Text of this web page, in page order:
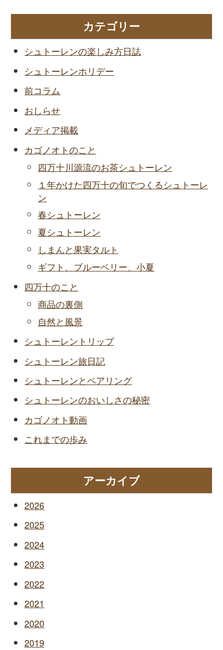
カテゴリー
シュトーレンの楽しみ方日誌
シュトーレンホリデー
前コラム
おしらせ
メディア掲載
カゴノオトのこと
四万十川源流のお茶シュトーレン
１年かけた四万十の旬でつくるシュトーレ
ン
春シュトーレン
夏シュトーレン
しまんと果実タルト
ギフト、ブルーベリー、小夏
四万十のこと
商品の裏側
自然と風景
シュトーレントリップ
シュトーレン旅日記
シュトーレンとペアリング
シュトーレンのおいしさの秘密
カゴノオト動画
これまでの歩み
アーカイブ
2026
2025
2024
2023
2022
2021
2020
2019